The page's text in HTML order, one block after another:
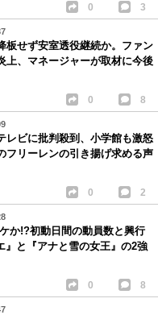
0 3
板せず安室透役継続か。ファン
上、マネージャーが取材に今後
0 8
レビに批判殺到、小学館も激怒
フリーレンの引き揚げ求める声
0 2
か!?初動日間の動員数と興行
』と『アナと雪の女王』の2強
0 8